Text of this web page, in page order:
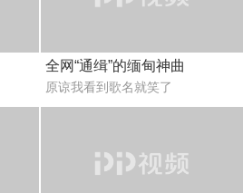
全网“通缉”的缅甸神曲
原谅我看到歌名就笑了